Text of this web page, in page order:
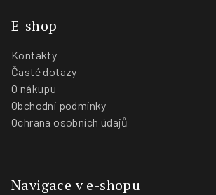
E-shop
Kontakty
Časté dotazy
O nákupu
Obchodní podmínky
Ochrana osobních údajů
Navigace v e-shopu